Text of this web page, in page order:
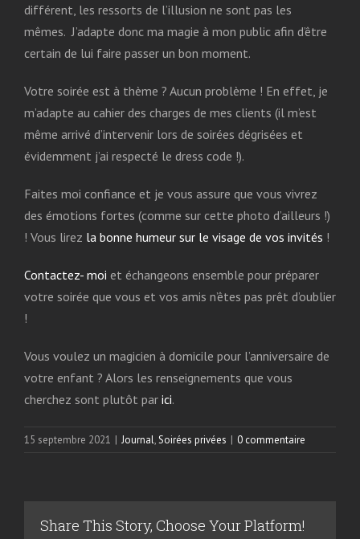
différent, les ressorts de l’illusion ne sont pas les
mêmes. J’adapte donc ma magie à mon public afin d’être
certain de lui faire passer un bon moment.
Votre soirée est à thème ? Aucun problème ! En effet, je
m’adapte au cahier des charges de mes clients (il m’est
même arrivé d’intervenir lors de soirées dégrisées et
évidemment j’ai respecté le dress code !).
Faites moi confiance et je vous assure que vous vivrez
des émotions fortes (comme sur cette photo d’ailleurs !)
! Vous lirez la bonne humeur sur le visage de vos invités !
Contactez- moi et échangeons ensemble pour préparer
votre soirée que vous et vos amis n’êtes pas prêt d’oublier
!
Vous voulez un magicien à domicile pour l’anniversaire de
votre enfant ? Alors les renseignements que vous
cherchez sont plutôt par ici.
15 septembre 2021 | Journal,Soirées privées | 0 commentaire
Share This Story, Choose Your Platform!